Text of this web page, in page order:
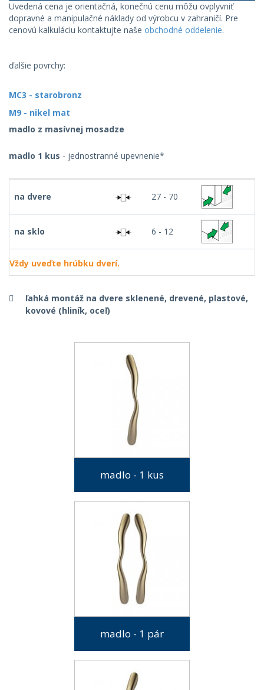
Uvedená cena je orientačná, konečnú cenu môžu ovplyvniť
dopravné a manipulačné náklady od výrobcu v zahraničí. Pre
cenovú kalkuláciu kontaktujte naše obchodné oddelenie.
ďalšie povrchy:
MC3 - starobronz
M9 - nikel mat
madlo z masívnej mosadze
madlo 1 kus - jednostranné upevnenie*
na dvere 27 - 70
na sklo 6 - 12
Vždy uveďte hrúbku dverí.
ľahká montáž na dvere sklenené, drevené, plastové,
kovové (hliník, oceľ)
madlo - 1 kus
madlo - 1 pár